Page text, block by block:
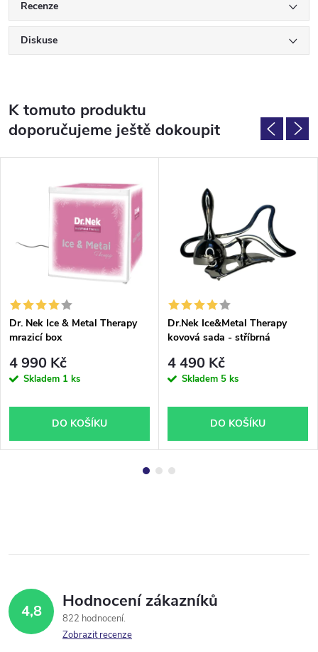
Recenze
Diskuse
K tomuto produktu
doporučujeme ještě dokoupit
Dr. Nek Ice & Metal Therapy
mrazicí box
4 990 Kč
Skladem 1 ks
DO KOŠÍKU
Dr.Nek Ice&Metal Therapy
kovová sada - stříbrná
4 490 Kč
Skladem 5 ks
DO KOŠÍKU
4,8 Hodnocení zákazníků
822 hodnocení
Zobrazit recenze